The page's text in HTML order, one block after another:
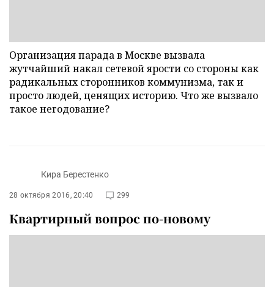
Организация парада в Москве вызвала
жутчайший накал сетевой ярости со стороны как
радикальных сторонников коммунизма, так и
просто людей, ценящих историю. Что же вызвало
такое негодование?
Кира Берестенко
28 октября 2016, 20:40 299
Квартирный вопрос по-новому